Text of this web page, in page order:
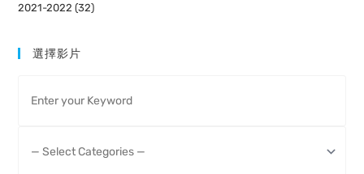
2021-2022 (32)
選擇影片